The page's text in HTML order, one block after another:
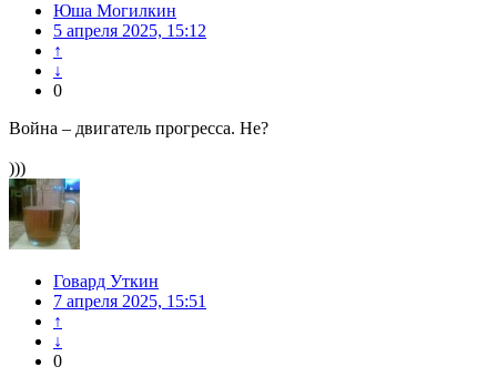
Юша Могилкин
5 апреля 2025, 15:12
↑
↓
0
Война – двигатель прогресса. Не?
)))
Говард Уткин
7 апреля 2025, 15:51
↑
↓
0